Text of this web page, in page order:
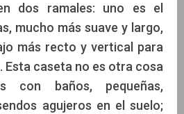
dos ramales: uno es el
mucho más suave y largo,
más recto y vertical para
Esta caseta no es otra cosa
con baños, pequeñas,
agujeros en el suelo;